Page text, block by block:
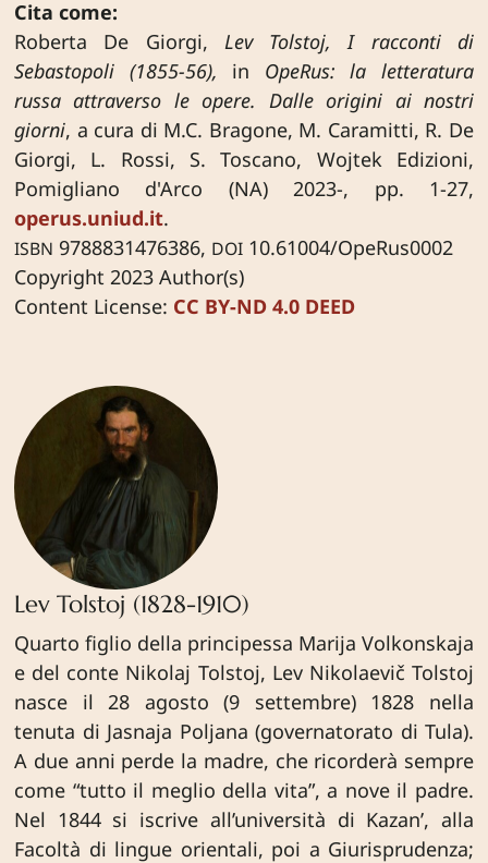
Cita come:
Roberta De Giorgi, Lev Tolstoj, I racconti di
Sebastopoli (1855-56), in OpeRus: la letteratura
russa attraverso le opere. Dalle origini ai nostri
giorni, a cura di M.C. Bragone, M. Caramitti, R. De
Giorgi, L. Rossi, S. Toscano, Wojtek Edizioni,
Pomigliano d'Arco (NA) 2023-, pp. 1-27,
operus.uniud.it.
ISBN 9788831476386, DOI 10.61004/OpeRus0002
Copyright 2023 Author(s)
Content License: CC BY-ND 4.0 DEED
Lev Tolstoj (1828-1910)
Quarto figlio della principessa Marija Volkonskaja
e del conte Nikolaj Tolstoj, Lev Nikolaevič Tolstoj
nasce il 28 agosto (9 settembre) 1828 nella
tenuta di Jasnaja Poljana (governatorato di Tula).
A due anni perde la madre, che ricorderà sempre
come “tutto il meglio della vita”, a nove il padre.
Nel 1844 si iscrive all’università di Kazan’, alla
Facoltà di lingue orientali, poi a Giurisprudenza;